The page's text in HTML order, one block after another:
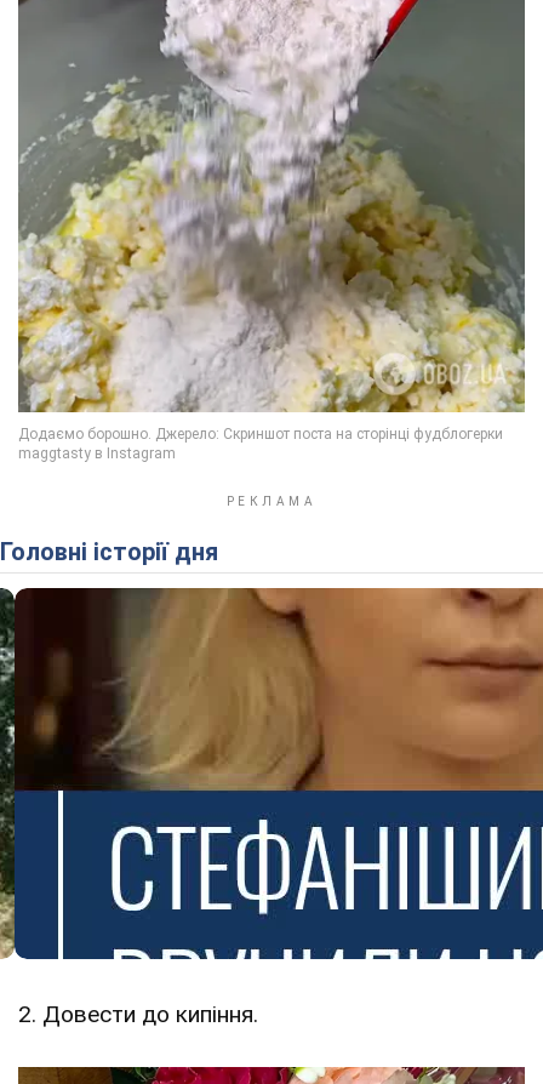
Головні історії дня
2. Довести до кипіння.